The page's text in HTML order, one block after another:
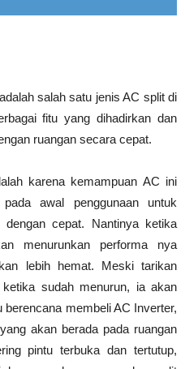
salah satu jenis AC split di
fitu yang dihadirkan dan
ruangan secara cepat.
karena kemampuan AC ini
awal penggunaan untuk
cepat. Nantinya ketika
menurunkan performa nya
lebih hemat. Meski tarikan
sudah menurun, ia akan
membeli AC Inverter,
akan berada pada ruangan
pintu terbuka dan tertutup,